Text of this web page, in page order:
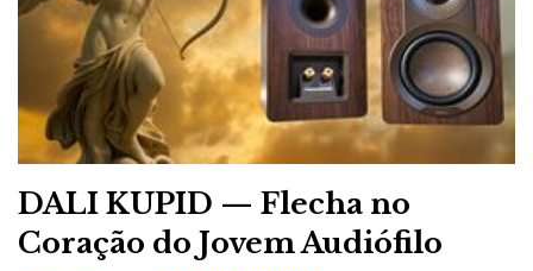
DALI KUPID — Flecha no
Coração do Jovem Audiófilo